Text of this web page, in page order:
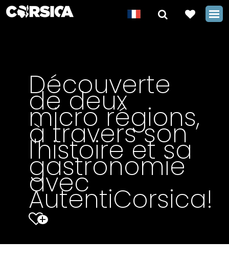
Découverte
de deux
micro régions,
à travers son
l'histoire et sa
gastronomie
avec
AutentiCorsica!
+